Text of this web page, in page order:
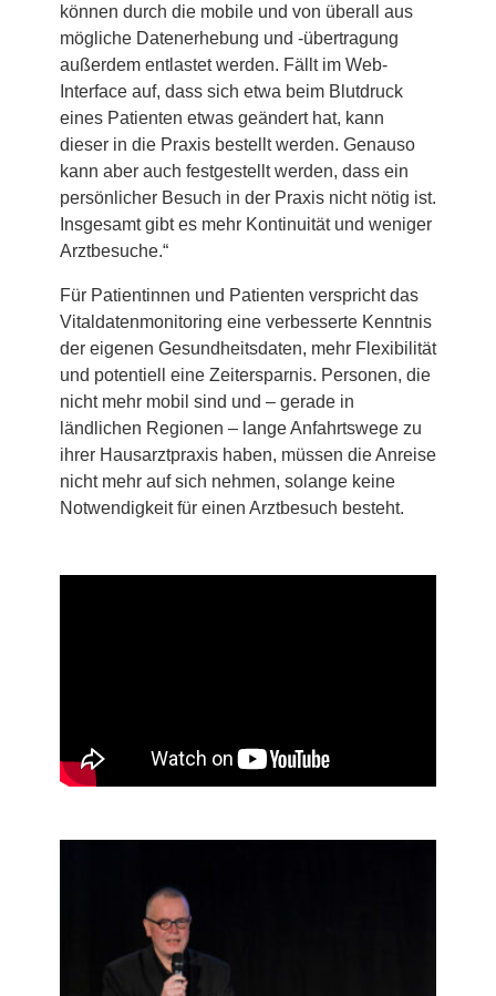
können durch die mobile und von überall aus
mögliche Datenerhebung und -übertragung
außerdem entlastet werden. Fällt im Web-
Interface auf, dass sich etwa beim Blutdruck
eines Patienten etwas geändert hat, kann
dieser in die Praxis bestellt werden. Genauso
kann aber auch festgestellt werden, dass ein
persönlicher Besuch in der Praxis nicht nötig ist.
Insgesamt gibt es mehr Kontinuität und weniger
Arztbesuche.“
Für Patientinnen und Patienten verspricht das
Vitaldatenmonitoring eine verbesserte Kenntnis
der eigenen Gesundheitsdaten, mehr Flexibilität
und potentiell eine Zeitersparnis. Personen, die
nicht mehr mobil sind und – gerade in
ländlichen Regionen – lange Anfahrtswege zu
ihrer Hausarztpraxis haben, müssen die Anreise
nicht mehr auf sich nehmen, solange keine
Notwendigkeit für einen Arztbesuch besteht.